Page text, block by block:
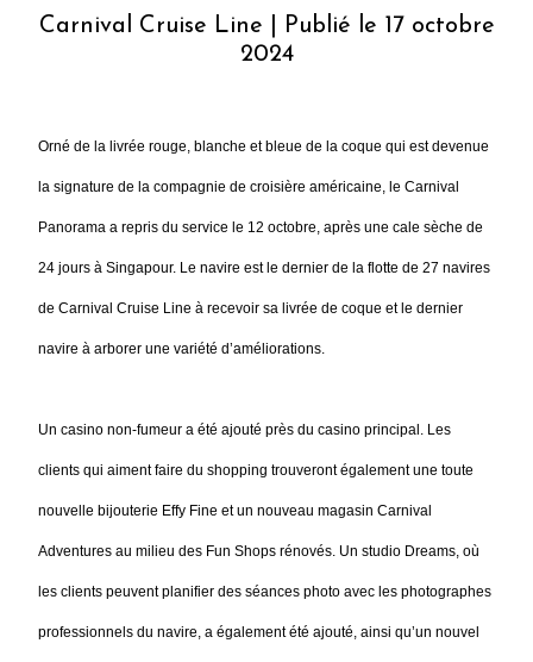
Carnival Cruise Line | Publié le 17 octobre
2024
Orné de la livrée rouge, blanche et bleue de la coque qui est devenue
la signature de la compagnie de croisière américaine, le Carnival
Panorama a repris du service le 12 octobre, après une cale sèche de
24 jours à Singapour. Le navire est le dernier de la flotte de 27 navires
de Carnival Cruise Line à recevoir sa livrée de coque et le dernier
navire à arborer une variété d’améliorations.
Un casino non-fumeur a été ajouté près du casino principal. Les
clients qui aiment faire du shopping trouveront également une toute
nouvelle bijouterie Effy Fine et un nouveau magasin Carnival
Adventures au milieu des Fun Shops rénovés. Un studio Dreams, où
les clients peuvent planifier des séances photo avec les photographes
professionnels du navire, a également été ajouté, ainsi qu’un nouvel